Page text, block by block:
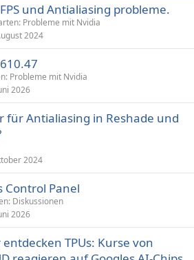
und Antialiasing probleme.
Probleme mit Nvidia
2024
Probleme mit Nvidia
2026
für Antialiasing in Reshade und
2024
Control Panel
Diskussionen
2026
TPUs: Kurse von